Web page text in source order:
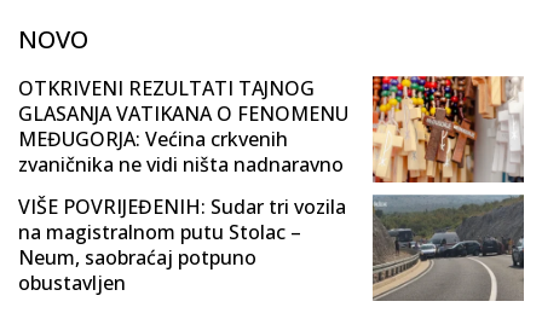
NOVO
OTKRIVENI REZULTATI TAJNOG
GLASANJA VATIKANA O FENOMENU
MEĐUGORJA: Većina crkvenih
zvaničnika ne vidi ništa nadnaravno
VIŠE POVRIJEĐENIH: Sudar tri vozila
na magistralnom putu Stolac –
Neum, saobraćaj potpuno
obustavljen